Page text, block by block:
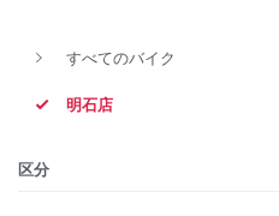
すべてのバイク
明石店
区分
新車
タイプ